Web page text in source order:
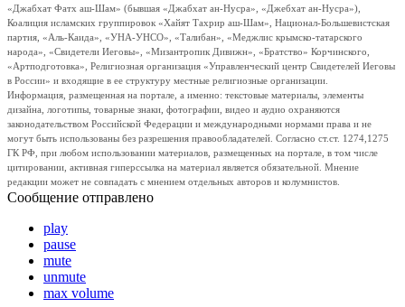
«Джабхат Фатх аш-Шам» (бывшая «Джабхат ан-Нусра», «Джебхат ан-Нусра»),
Коалиция исламских группировок «Хайят Тахрир аш-Шам», Национал-Большевистская
партия, «Аль-Каида», «УНА-УНСО», «Талибан», «Меджлис крымско-татарского
народа», «Свидетели Иеговы», «Мизантропик Дивижн», «Братство» Корчинского,
«Артподготовка», Религиозная организация «Управленческий центр Свидетелей Иеговы
в России» и входящие в ее структуру местные религиозные организации.
Информация, размещенная на портале, а именно: текстовые материалы, элементы
дизайна, логотипы, товарные знаки, фотографии, видео и аудио охраняются
законодательством Российской Федерации и международными нормами права и не
могут быть использованы без разрешения правообладателей. Согласно ст.ст. 1274,1275
ГК РФ, при любом использовании материалов, размещенных на портале, в том числе
цитировании, активная гиперссылка на материал является обязательной. Мнение
редакции может не совпадать с мнением отдельных авторов и колумнистов.
Сообщение отправлено
play
pause
mute
unmute
max volume